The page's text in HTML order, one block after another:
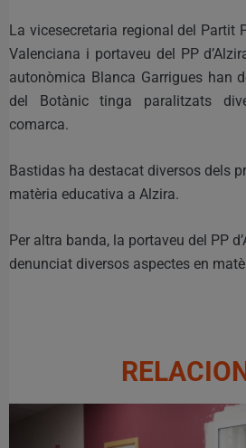
La vicesecretaria regional del Partit
Valenciana i portaveu del PP
autonòmica Blanca Garrigues han
del Botànic tinga paralitzats
comarca.
Bastidas ha destacat diversos dels
matèria educativa a Alzira.
Per altra banda, la portaveu del PP
denunciat diversos aspectes en